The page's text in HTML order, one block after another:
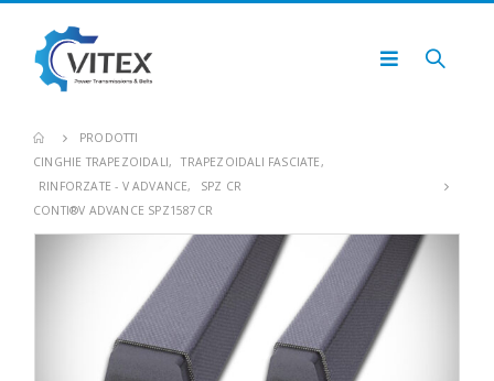
PRODOTTI
CINGHIE TRAPEZOIDALI, TRAPEZOIDALI FASCIATE,
RINFORZATE - V ADVANCE,
SPZ CR
CONTI®V ADVANCE SPZ1587CR